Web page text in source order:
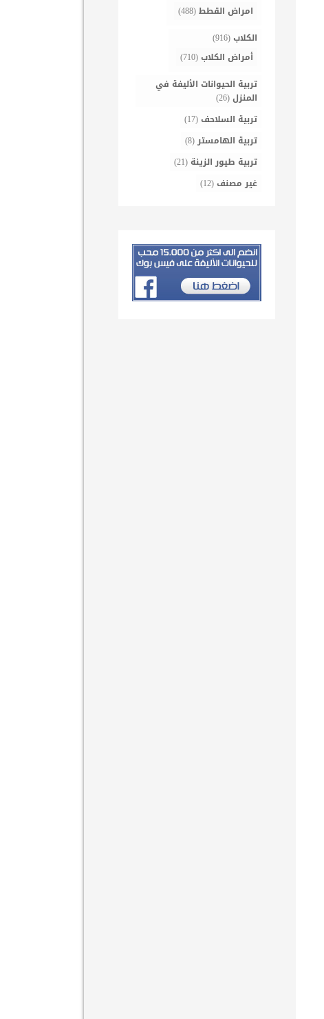
امراض القطط(488)
الكلاب(916)
أمراض الكلاب(710)
تربية الحيوانات الأليفة في
المنزل(26)
تربية السلاحف(17)
تربية الهامستر(8)
تربية طيور الزينة (21)
غير مصنف(12)